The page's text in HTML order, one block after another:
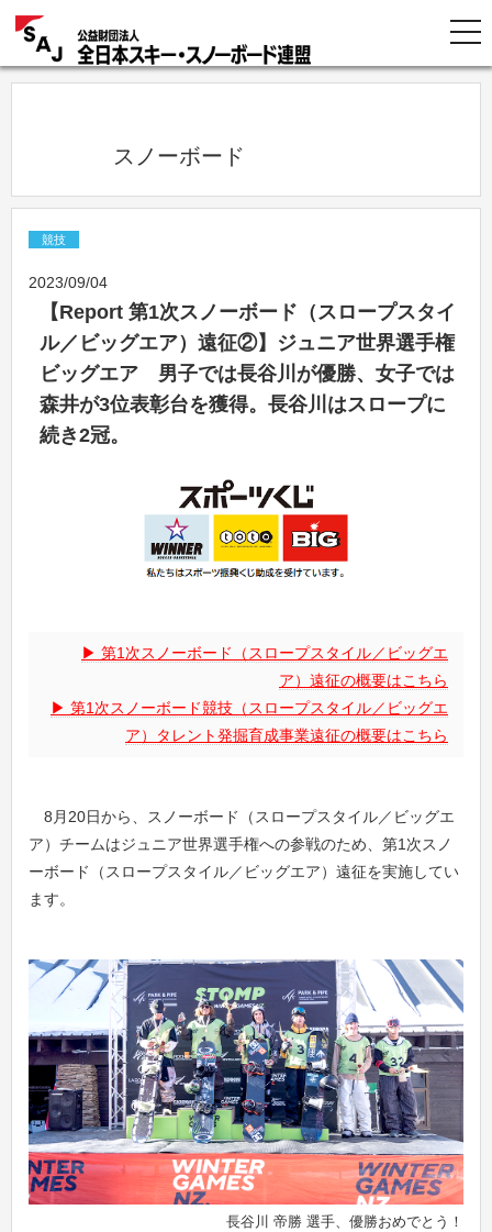
            スノーボード
競技
2023/09/04
【Report 第1次スノーボード（スロープスタイ
ル／ビッグエア）遠征②】ジュニア世界選手権
ビッグエア 男子では長谷川が優勝、女子では
森井が3位表彰台を獲得。長谷川はスロープに
続き2冠。
第1次スノーボード（スロープスタイル／ビッグエ
ア）遠征の概要はこちら
第1次スノーボード競技（スロープスタイル／ビッグエ
ア）タレント発掘育成事業遠征の概要はこちら
8月20日から、スノーボード（スロープスタイル／ビッグエ
ア）チームはジュニア世界選手権への参戦のため、第1次スノ
ーボード（スロープスタイル／ビッグエア）遠征を実施してい
ます。
長谷川 帝勝 選手、優勝おめでとう！